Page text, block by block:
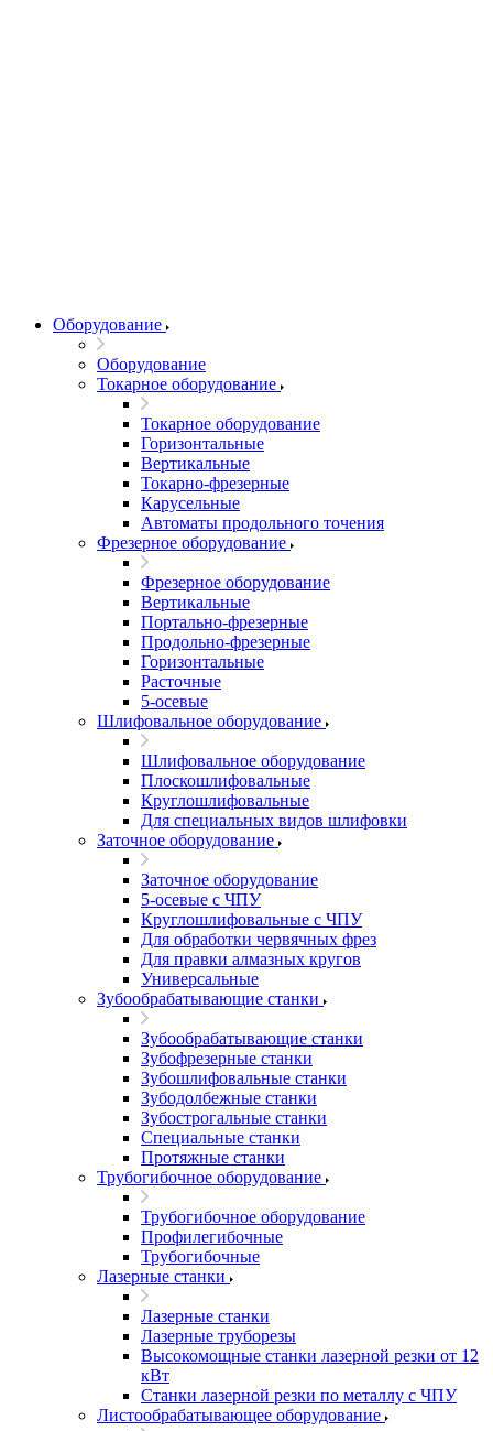
Оборудование
Оборудование
Токарное оборудование
Токарное оборудование
Горизонтальные
Вертикальные
Токарно-фрезерные
Карусельные
Автоматы продольного точения
Фрезерное оборудование
Фрезерное оборудование
Вертикальные
Портально-фрезерные
Продольно-фрезерные
Горизонтальные
Расточные
5-осевые
Шлифовальное оборудование
Шлифовальное оборудование
Плоскошлифовальные
Круглошлифовальные
Для специальных видов шлифовки
Заточное оборудование
Заточное оборудование
5-осевые с ЧПУ
Круглошлифовальные с ЧПУ
Для обработки червячных фрез
Для правки алмазных кругов
Универсальные
Зубообрабатывающие станки
Зубообрабатывающие станки
Зубофрезерные станки
Зубошлифовальные станки
Зубодолбежные станки
Зубострогальные станки
Специальные станки
Протяжные станки
Трубогибочное оборудование
Трубогибочное оборудование
Профилегибочные
Трубогибочные
Лазерные станки
Лазерные станки
Лазерные труборезы
Высокомощные станки лазерной резки от 12
кВт
Станки лазерной резки по металлу с ЧПУ
Листообрабатывающее оборудование